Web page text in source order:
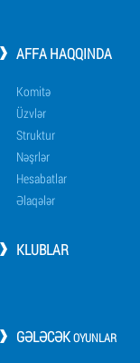
AFFA HAQQINDA
Komitə
Üzvlər
Struktur
Nəşrlər
Hesabatlar
Əlaqələr
KLUBLAR
GƏLƏCƏKOYUNLAR